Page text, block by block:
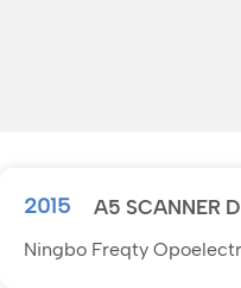
2015 A5 SCANNER
Ningbo Freqty